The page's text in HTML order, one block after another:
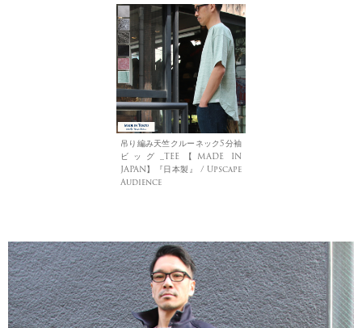
吊り編み天竺クルーネック5分袖
ビッグ_TEE【MADE IN
JAPAN】『日本製』 / Upscape
Audience